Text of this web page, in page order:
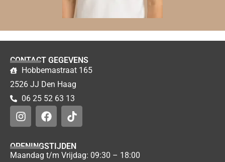
CONTACT GEGEVENS
Hobbemastraat 165
2526 JJ Den Haag
06 25 52 63 13
OPENINGSTIJDEN
Maandag t/m Vrijdag: 09:30 – 18:00